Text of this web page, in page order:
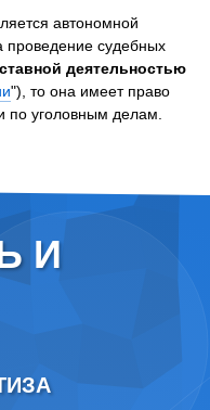
автономной
проведение судебных
деятельностью
"), то она имеет право
по уголовным делам.
И